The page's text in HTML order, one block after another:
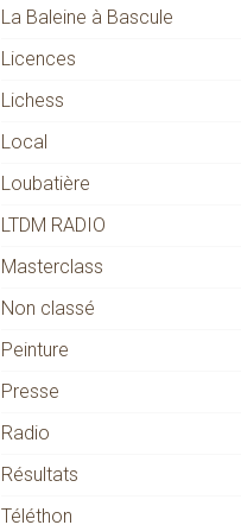
La Baleine à Bascule
Licences
Lichess
Local
Loubatière
LTDM RADIO
Masterclass
Non classé
Peinture
Presse
Radio
Résultats
Téléthon